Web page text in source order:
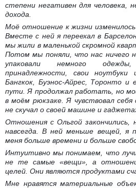
степени негативен для человека,
дохода.
Моё отношение к жизни изменилось
Вместе с ней я переехал в
мы жили в маленькой скромной
Потом мы поняли, что нас ничего
упаковали немного
принадлежности, свои
Бангкок, Буэнос-Айрес, Торонто
пути. Я продолжал работать, но
в моём рюкзаке. Я чувствовал
не скучал о своей машине и
Отношения с Ольгой закончились,
навсегда. В ней меньше вещей, я
меня больше времени и больше
Интуитивно мы понимаем, что
не те самые «вещи», а
целей. Они являются продуктами
Мне нравятся материальные